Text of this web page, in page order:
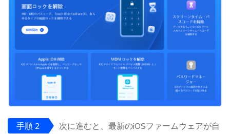
手順 2
次に進むと、最新のiOSファームウェアが自